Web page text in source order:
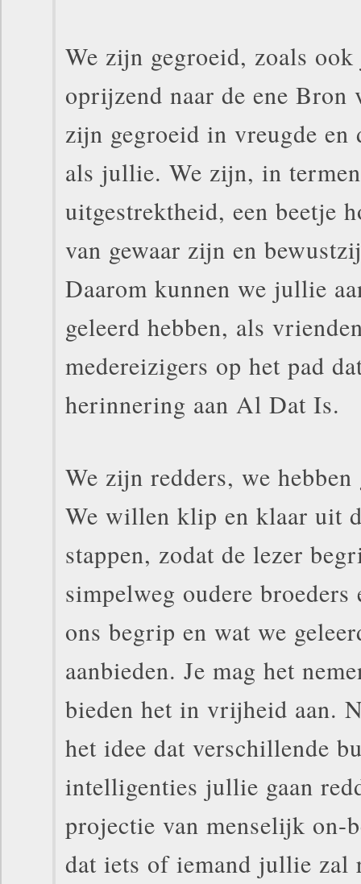
We zijn gegroeid, zoals
oprijzend naar de ene Bron
zijn gegroeid in vreugde
als jullie. We zijn, in
uitgestrektheid, een beetje
van gewaar zijn en
Daarom kunnen we jullie
geleerd hebben, als
medereizigers op het pad
herinnering aan Al Dat Is.
We zijn redders, we
We willen klip en klaar uit
stappen, zodat de lezer
simpelweg oudere
ons begrip en wat we
aanbieden. Je mag het
bieden het in vrijheid aan.
het idee dat verschillende
intelligenties jullie gaan
projectie van menselijk on-
dat iets of iemand jullie zal